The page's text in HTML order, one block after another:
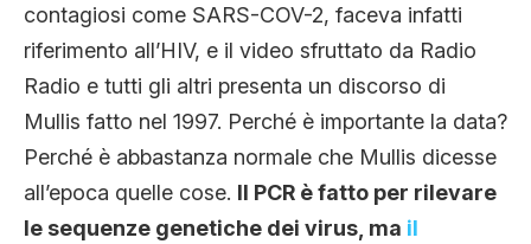
contagiosi come SARS-COV-2, faceva infatti
riferimento all’HIV, e il video sfruttato da Radio
Radio e tutti gli altri presenta un discorso di
Mullis fatto nel 1997. Perché è importante la data?
Perché è abbastanza normale che Mullis dicesse
all’epoca quelle cose. Il PCR è fatto per rilevare
le sequenze genetiche dei virus, ma il